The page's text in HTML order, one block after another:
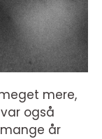
mere,
også
år